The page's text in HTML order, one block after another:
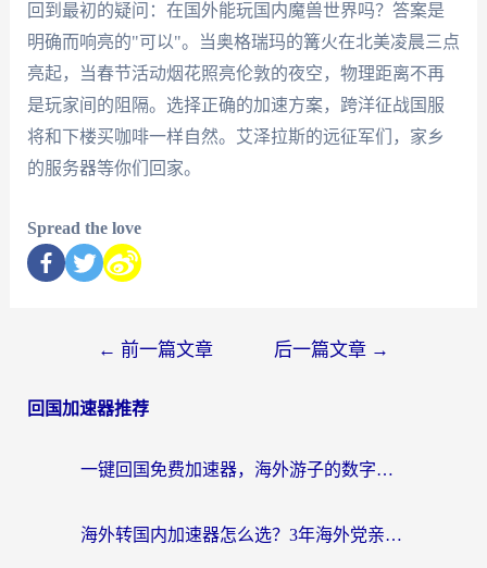
回到最初的疑问：在国外能玩国内魔兽世界吗？答案是
明确而响亮的"可以"。当奥格瑞玛的篝火在北美凌晨三点
亮起，当春节活动烟花照亮伦敦的夜空，物理距离不再
是玩家间的阻隔。选择正确的加速方案，跨洋征战国服
将和下楼买咖啡一样自然。艾泽拉斯的远征军们，家乡
的服务器等你们回家。
Spread the love
← 前一篇文章 后一篇文章 →
回国加速器推荐
一键回国免费加速器，海外游子的数字归乡路
海外转国内加速器怎么选？3年海外党亲测指南，无缝刷剧玩游戏不再难